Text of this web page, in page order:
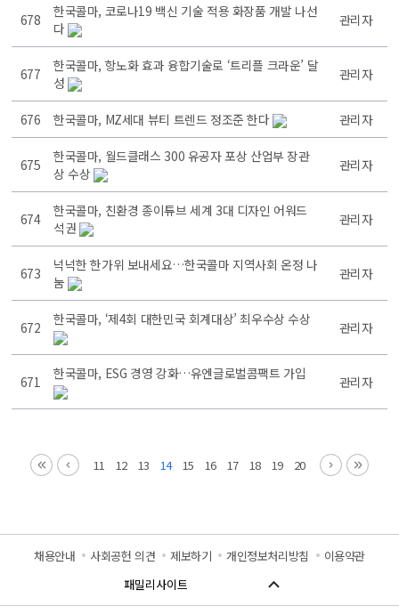
678
한국콜마, 코로나19 백신 기술 적용 화장품 개발 나선
다
관리자
677
한국콜마, 항노화 효과 융합기술로 ‘트리플 크라운’ 달
성
관리자
676 한국콜마, MZ세대 뷰티 트렌드 정조준 한다 관리자
675
한국콜마, 월드클래스 300 유공자 포상 산업부 장관
상 수상
관리자
674
한국콜마, 친환경 종이튜브 세계 3대 디자인 어워드
석권
관리자
673
넉넉한 한가위 보내세요…한국콜마 지역사회 온정 나
눔
관리자
672 한국콜마, ‘제4회 대한민국 회계대상’ 최우수상 수상 관리자
671 한국콜마, ESG 경영 강화…유엔글로벌콤팩트 가입 관리자
11 12 13 14 15 16 17 18 19 20
채용안내 사회공헌 의견 제보하기 개인정보처리방침 이용약관